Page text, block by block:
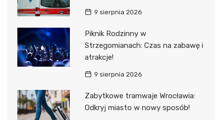
9 sierpnia 2026
Piknik Rodzinny w
Strzegomianach: Czas na zabawę i
atrakcje!
9 sierpnia 2026
Zabytkowe tramwaje Wrocławia:
Odkryj miasto w nowy sposób!